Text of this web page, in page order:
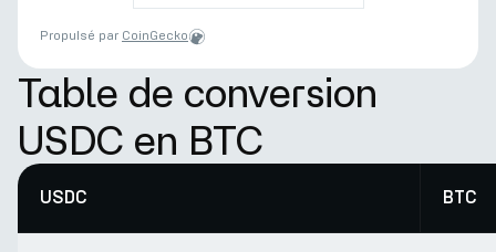
Propulsé par CoinGecko
Table de conversion
USDC en BTC
USDC BTC